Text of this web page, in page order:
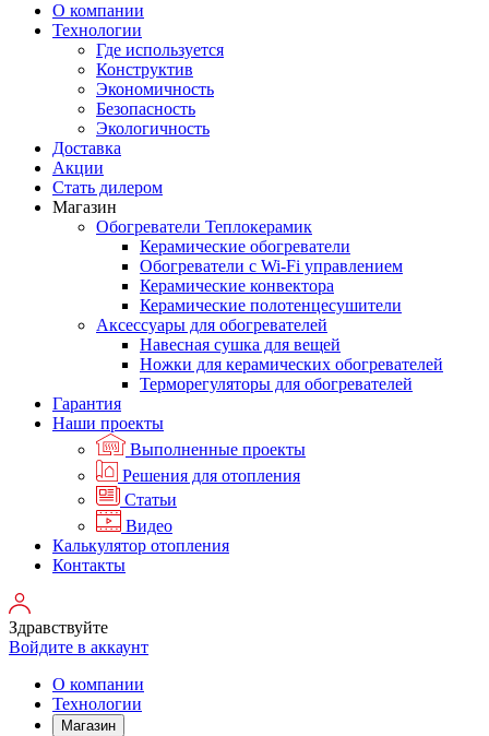
О компании
Технологии
Где используется
Конструктив
Экономичность
Безопасность
Экологичность
Доставка
Акции
Стать дилером
Магазин
Обогреватели Теплокерамик
Керамические обогреватели
Обогреватели с Wi-Fi управлением
Керамические конвектора
Керамические полотенцесушители
Аксессуары для обогревателей
Навесная сушка для вещей
Ножки для керамических обогревателей
Терморегуляторы для обогревателей
Гарантия
Наши проекты
Выполненные проекты
Решения для отопления
Статьи
Видео
Калькулятор отопления
Контакты
Здравствуйте
Войдите в аккаунт
О компании
Технологии
Магазин